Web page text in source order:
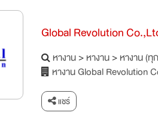
Global Revolution
หางาน>หางาน>หางาน (ทุ
หางาน Global Revolution
แชร์